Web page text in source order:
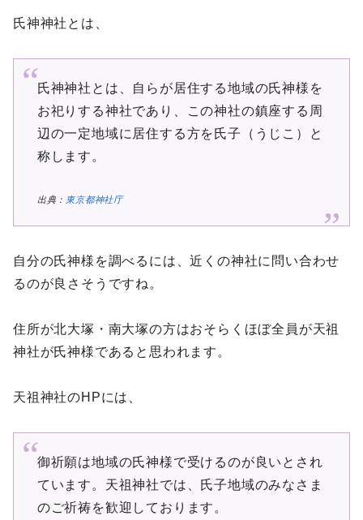
氏神神社とは、
氏神神社とは、自らが居住する地域の氏神様を
お祀りする神社であり、この神社の鎮座する周
辺の一定地域に居住する方を氏子（うじこ）と
称します。
出典： 東京都神社庁
自分の氏神様を調べるには、近くの神社に問い合わせ
るのが良さそうですね。
住所が北大塚・南大塚の方はおそらくほぼ全員が天祖
神社が氏神様であると思われます。
天祖神社のHPには、
御祈願は地域の氏神様で受けるのが良いとされ
ています。天祖神社では、氏子地域のみなさま
のご祈祷を歓迎しております。